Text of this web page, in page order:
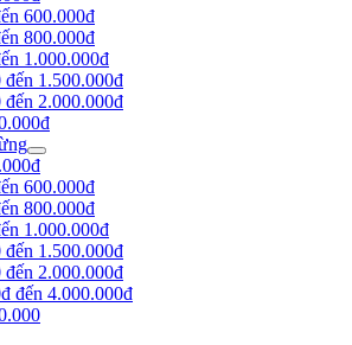
600.000đ
800.000đ
1.000.000đ
đến 1.500.000đ
đến 2.000.000đ
600.000đ
800.000đ
1.000.000đ
đến 1.500.000đ
đến 2.000.000đ
đến 4.000.000đ